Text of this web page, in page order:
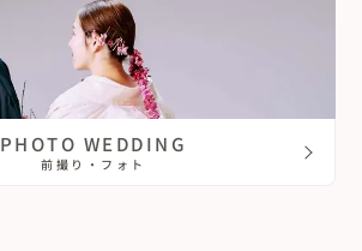
PHOTO WEDDING
前撮り・フォト